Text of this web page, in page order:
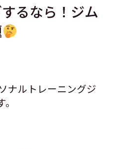
るなら！ジム
ナルトレーニングジ